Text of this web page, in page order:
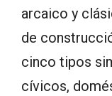
arcaico y
de
cinco tipos
cívicos,